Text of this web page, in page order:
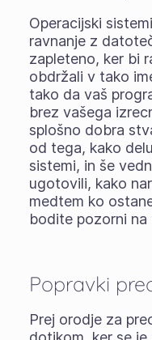
Operacijski
ravnanje z
zapleteno, ker bi
obdržali v tako
tako da vaš
brez vašega
splošno dobra
od tega, kako
sistemi, in še
ugotovili, kako
medtem ko
bodite pozorni
Popravki
Prej orodje za